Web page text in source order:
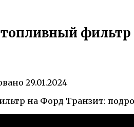
29.01.2024